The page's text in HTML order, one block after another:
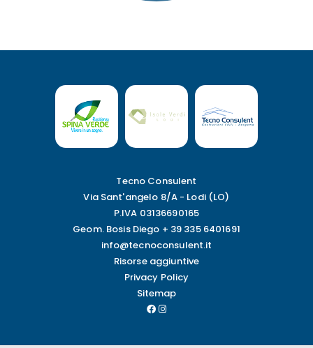
Tecno Consulent
Via Sant'angelo 8/A - Lodi (LO)
P.IVA 03136690165
Geom. Bosis Diego + 39 335 6401691
info@tecnoconsulent.it
Risorse aggiuntive
Privacy Policy
Sitemap